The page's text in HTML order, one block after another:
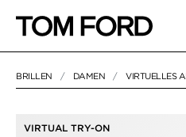
BRILLEN DAMEN VIRTUELLES
17 RESULTS FOR> "VIRTUELLES
VIRTUAL TRY-ON